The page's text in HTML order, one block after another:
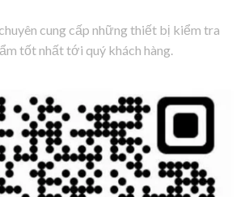
cung cấp những thiết bị kiểm tra
tốt nhất tới quý khách hàng.